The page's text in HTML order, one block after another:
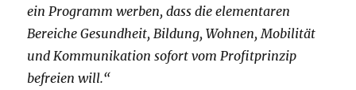
ein Programm werben, dass die elementaren
Bereiche Gesundheit, Bildung, Wohnen, Mobilität
und Kommunikation sofort vom Profitprinzip
befreien will.“